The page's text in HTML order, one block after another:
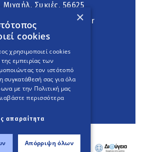
Μιχαήλ, Συκιές, 56625
Ακολουθήστε
English Version
An project
×
cookies
χρησιμοποιεί cookies
εμπειρίας των
τον ιστότοπό
συγκατάθεσή σας για όλα
με την Πολιτική μας
περισσότερα
απαραίτητα
Απόρριψη όλων